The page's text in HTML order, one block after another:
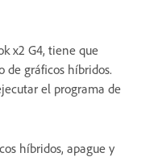
x2 G4, tiene que
gráficos híbridos.
el programa de
híbridos, apague y